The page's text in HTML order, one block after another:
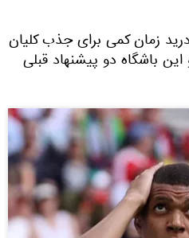
زمان کمی برای جذب کلیان
باشگاه دو پیشنهاد قبلی